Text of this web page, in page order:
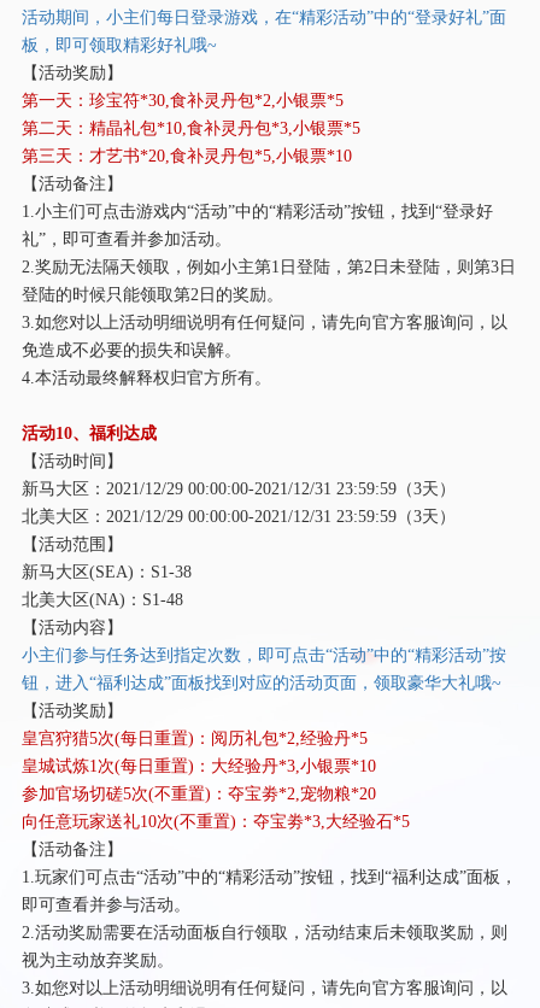
活动期间，小主们每日登录游戏，在“精彩活动”中的“登录好礼”面
板，即可领取精彩好礼哦~
【活动奖励】
第一天：珍宝符*30,食补灵丹包*2,小银票*5
第二天：精晶礼包*10,食补灵丹包*3,小银票*5
第三天：才艺书*20,食补灵丹包*5,小银票*10
【活动备注】
1.小主们可点击游戏内“活动”中的“精彩活动”按钮，找到“登录好
礼”，即可查看并参加活动。
2.奖励无法隔天领取，例如小主第1日登陆，第2日未登陆，则第3日
登陆的时候只能领取第2日的奖励。
3.如您对以上活动明细说明有任何疑问，请先向官方客服询问，以
免造成不必要的损失和误解。
4.本活动最终解释权归官方所有。
活动10、福利达成
【活动时间】
新马大区： 2021/12/29 00:00:00-2021/12/31 23:59:59（3天）
北美大区： 2021/12/29 00:00:00-2021/12/31 23:59:59（3天）
【活动范围】
新马大区(SEA)：S1-38
北美大区(NA)：S1-48
【活动内容】
小主们参与任务达到指定次数，即可点击“活动”中的“精彩活动”按
钮，进入“福利达成”面板找到对应的活动页面，领取豪华大礼哦~
【活动奖励】
皇宫狩猎5次(每日重置)：阅历礼包*2,经验丹*5
皇城试炼1次(每日重置)：大经验丹*3,小银票*10
参加官场切磋5次(不重置)：夺宝劵*2,宠物粮*20
向任意玩家送礼10次(不重置)：夺宝劵*3,大经验石*5
【活动备注】
1.玩家们可点击“活动”中的“精彩活动”按钮，找到“福利达成”面板，
即可查看并参与活动。
2.活动奖励需要在活动面板自行领取，活动结束后未领取奖励，则
视为主动放弃奖励。
3.如您对以上活动明细说明有任何疑问，请先向官方客服询问，以